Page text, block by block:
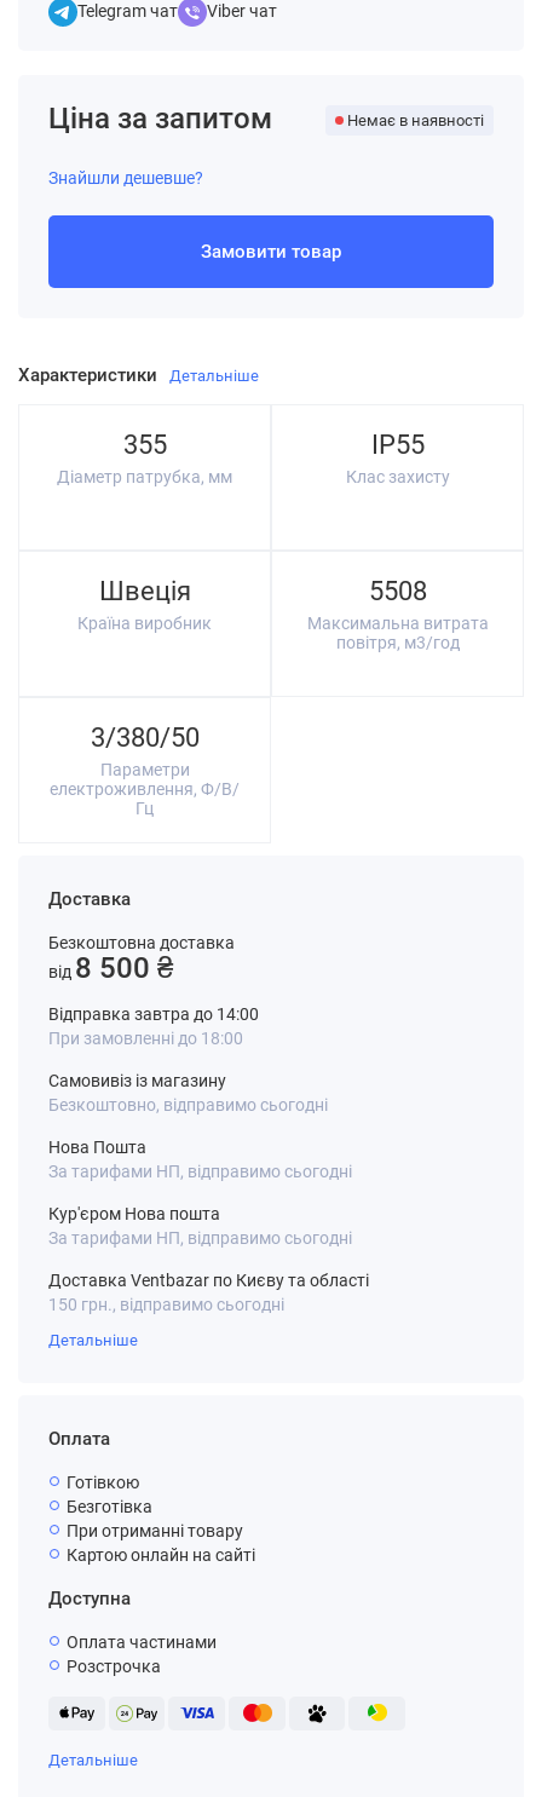
Telegram чат Viber чат
Характеристики Детальніше
355
Діаметр патрубка, мм
IP55
Клас захисту
Швеція
Країна виробник
5508
Максимальна витрата
повітря, м3/год
3/380/50
Параметри
електроживлення, Ф/В/
Гц
Доставка
Безкоштовна доставка
від 8 500 ₴
Відправка завтра до 14:00
При замовленні до 18:00
Самовивіз із магазину
Безкоштовно, відправимо сьогодні
Нова Пошта
За тарифами НП, відправимо сьогодні
Кур'єром Нова пошта
За тарифами НП, відправимо сьогодні
Доставка Ventbazar по Києву та області
150 грн., відправимо сьогодні
Детальніше
Оплата
Готівкою
Безготівка
При отриманні товару
Картою онлайн на сайті
Доступна
Оплата частинами
Розстрочка
Детальніше
Ціна за запитом Немає в наявності
Знайшли дешевше?
Замовити товар